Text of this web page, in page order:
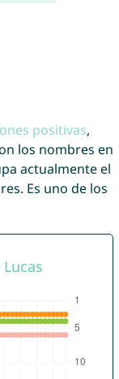
positivas,
los nombres en
actualmente el
Es uno de los